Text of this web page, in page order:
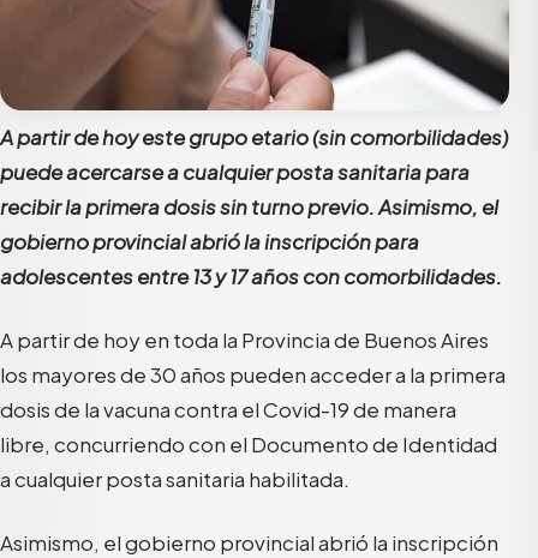
A partir de hoy este grupo etario (sin comorbilidades)
puede acercarse a cualquier posta sanitaria para
recibir la primera dosis sin turno previo. Asimismo, el
gobierno provincial abrió la inscripción para
adolescentes entre 13 y 17 años con comorbilidades.
A partir de hoy en toda la Provincia de Buenos Aires
los mayores de 30 años pueden acceder a la primera
dosis de la vacuna contra el Covid-19 de manera
libre, concurriendo con el Documento de Identidad
a cualquier posta sanitaria habilitada.
Asimismo, el gobierno provincial abrió la inscripción